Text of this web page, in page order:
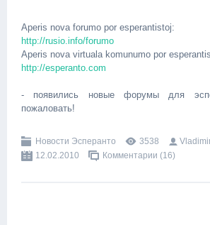
Aperis nova forumo por esperantistoj:
http://rusio.info/forumo
Aperis nova virtuala komunumo por
http://esperanto.com
- появились новые форумы для
пожаловать!
Новости Эсперанто 3538
12.02.2010
Комментарии (16)